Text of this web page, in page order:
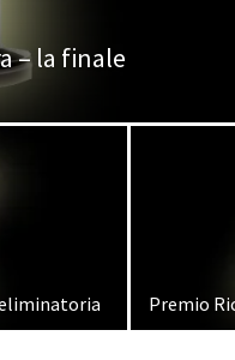
– la finale
Premio